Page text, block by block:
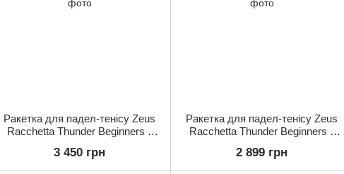
Ракетка для падел-тенісу Zeus
Racchetta Thunder Beginners з
3 450 грн
Ракетка для падел-тенісу Zeus
Racchetta Thunder Beginners з
2 899 грн